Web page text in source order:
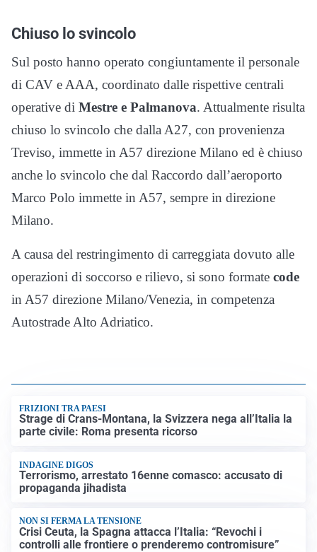
Chiuso lo svincolo
Sul posto hanno operato congiuntamente il personale
di CAV e AAA, coordinato dalle rispettive centrali
operative di Mestre e Palmanova. Attualmente risulta
chiuso lo svincolo che dalla A27, con provenienza
Treviso, immette in A57 direzione Milano ed è chiuso
anche lo svincolo che dal Raccordo dall’aeroporto
Marco Polo immette in A57, sempre in direzione
Milano.
A causa del restringimento di carreggiata dovuto alle
operazioni di soccorso e rilievo, si sono formate code
in A57 direzione Milano/Venezia, in competenza
Autostrade Alto Adriatico.
FRIZIONI TRA PAESI
Strage di Crans-Montana, la Svizzera nega all’Italia la
parte civile: Roma presenta ricorso
INDAGINE DIGOS
Terrorismo, arrestato 16enne comasco: accusato di
propaganda jihadista
NON SI FERMA LA TENSIONE
Crisi Ceuta, la Spagna attacca l’Italia: “Revochi i
controlli alle frontiere o prenderemo contromisure”